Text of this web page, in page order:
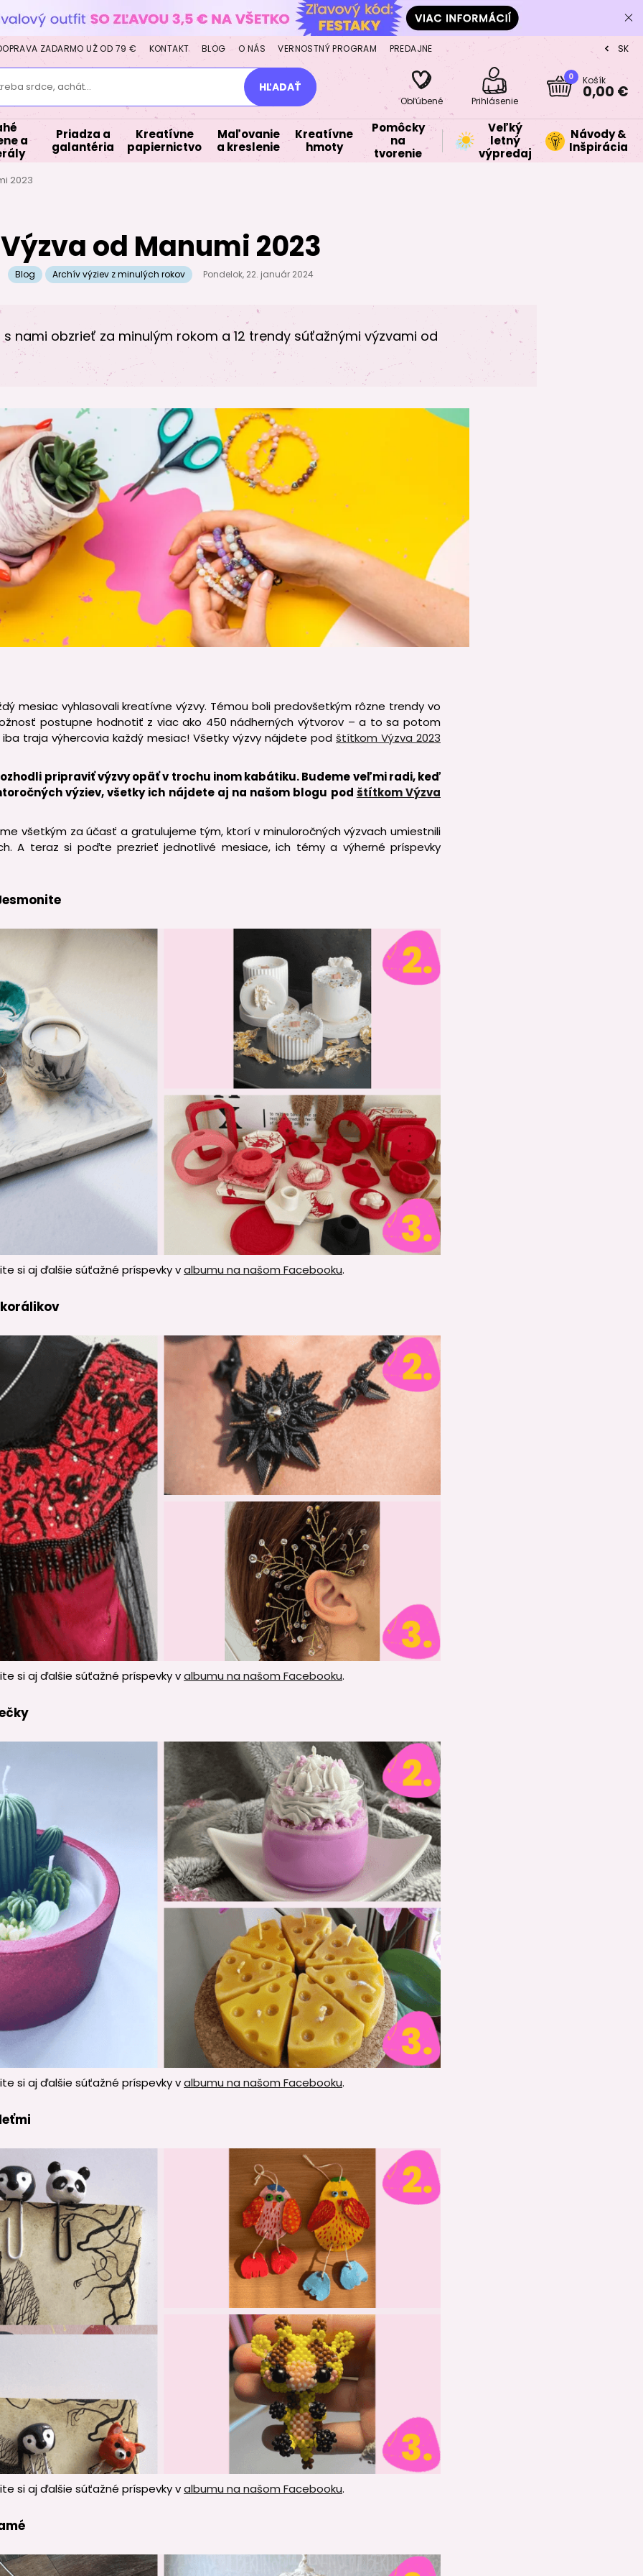
ZADARMO UŽ OD 79 € KONTAKT BLOG O NÁS VERNOSTNÝ PROGRAM PREDAJNE CZ
SK
srdce, achát... HĽADAŤ
Obľúbené Prihlásenie
0 Košík
0,00 €
a
Priadza a
galantéria
Kreatívne
papiernictvo
Maľovanie
a kreslenie
Kreatívne
hmoty
Pomôcky
na
tvorenie
Veľký
letný
výpredaj
Návody &
Inšpirácia
2023
Výzva od Manumi 2023
Blog Archív výziev z minulých rokov Pondelok, 22. január 2024
nami obzrieť za minulým rokom a 12 trendy súťažnými výzvami od
mesiac vyhlasovali kreatívne výzvy. Témou boli predovšetkým rôzne trendy vo
postupne hodnotiť z viac ako 450 nádherných výtvorov – a to sa potom
traja výhercovia každý mesiac! Všetky výzvy nájdete pod štítkom Výzva 2023
pripraviť výzvy opäť v trochu inom kabátiku. Budeme veľmi radi, keď
výziev, všetky ich nájdete aj na našom blogu pod štítkom Výzva
všetkým za účasť a gratulujeme tým, ktorí v minuloročných výzvach umiestnili
A teraz si poďte prezrieť jednotlivé mesiace, ich témy a výherné príspevky
si aj ďalšie súťažné príspevky valbumu na našom Facebooku.
si aj ďalšie súťažné príspevky valbumu na našom Facebooku.
si aj ďalšie súťažné príspevky valbumu na našom Facebooku.
si aj ďalšie súťažné príspevky valbumu na našom Facebooku.